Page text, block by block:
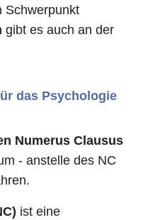
Schwerpunkt
gibt es auch an der
das Psychologie
Numerus Clausus
- anstelle des NC
ist eine